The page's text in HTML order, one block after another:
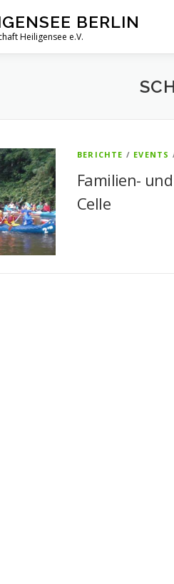
BERLIN
Heiligensee e.V.
BERICHTE / EVENTS
Familien-
Celle